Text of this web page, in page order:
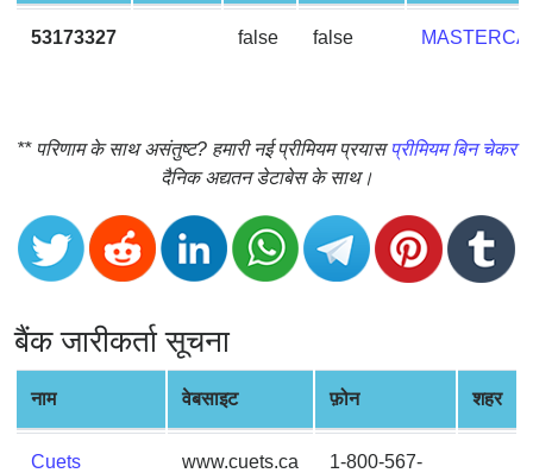
CC
Generator
Validator
Credit
Generator
Random
Credit
Card
Generator
53173327 false false
** परिणाम के साथ असंतुष्ट? हमारी नई प्रीमियम प्रयासप्रीमियम बिन चेकर
दैनिक अद्यतन डेटाबेस के साथ।
बैंक जारीकर्ता सूचना
नाम वेबसाइट फ़ोन शहर
Cuets
www.cuets.ca
1-800-567-